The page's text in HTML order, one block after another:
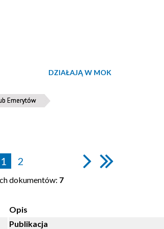
DZIAŁAJĄ W MOK
Emerytów
1 2
dokumentów: 7
Opis
Publikacja